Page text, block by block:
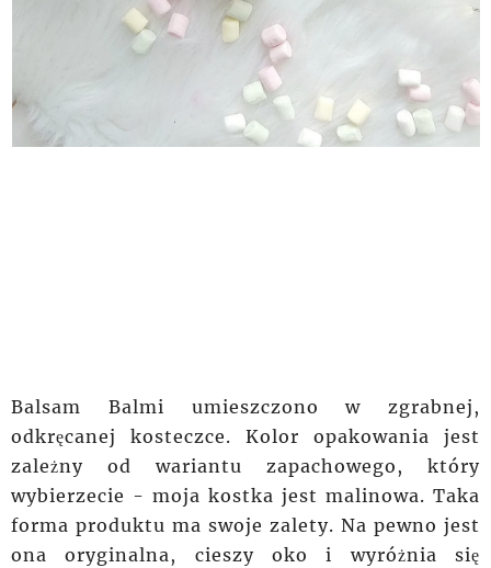
Balsam Balmi umieszczono w zgrabnej,
odkręcanej kosteczce. Kolor opakowania jest
zależny od wariantu zapachowego, który
wybierzecie - moja kostka jest malinowa. Taka
forma produktu ma swoje zalety. Na pewno jest
ona oryginalna, cieszy oko i wyróżnia się